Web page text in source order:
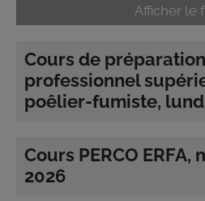
Afficher le
Cours de
professionnel
poêlier-fumiste,
Cours PERCO ERFA,
2026